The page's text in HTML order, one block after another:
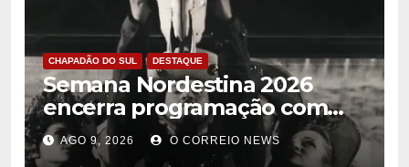
CHAPADÃO DO SUL DESTAQUE
Semana Nordestina 2026
encerra programação com
grande festa e valorização da
cultura em Chapadão do Sul
AGO 9, 2026 O CORREIO NEWS